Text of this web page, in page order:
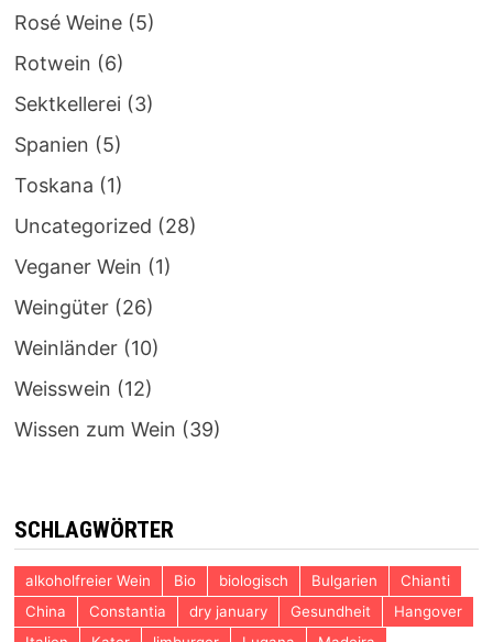
Rosé Weine(5)
Rotwein (6)
Sektkellerei (3)
Spanien (5)
Toskana (1)
Uncategorized (28)
Veganer Wein (1)
Weingüter(26)
Weinländer(10)
Weisswein (12)
Wissen zum Wein (39)
SCHLAGWÖRTER
alkoholfreier Wein Bio biologisch Bulgarien
Chianti
China
Constantia dry january Gesundheit
Hangover